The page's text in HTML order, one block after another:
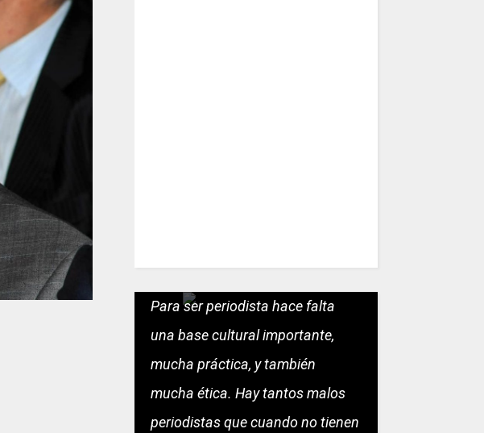
Para ser periodista hace falta
una base cultural importante,
mucha práctica, y también
mucha ética. Hay tantos malos
periodistas que cuando no tienen